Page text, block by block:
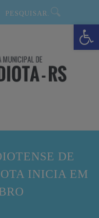
Barra de Ferramentas Aberta
DE
INICIA EM